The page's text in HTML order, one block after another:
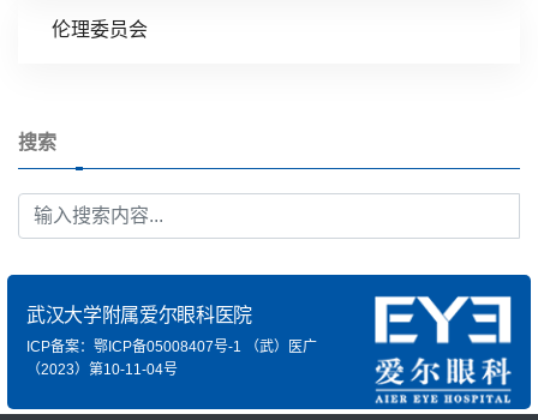
伦理委员会
搜索
武汉大学附属爱尔眼科医院
ICP备案：鄂ICP备05008407号-1 （武）医广
（2023）第10-11-04号